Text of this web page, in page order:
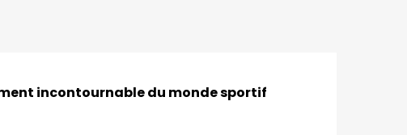
incontournable du monde sportif